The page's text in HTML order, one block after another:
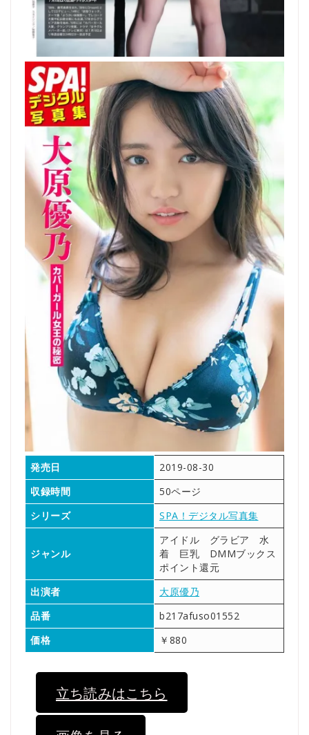
発売日
2019-08-30
収録時間
50ページ
シリーズ
SPA！デジタル写真集
ジャンル
アイドル グラビア 水
着 巨乳 DMMブックス
ポイント還元
出演者
大原優乃
品番
b217afuso01552
価格
￥880
立ち読みはこちら